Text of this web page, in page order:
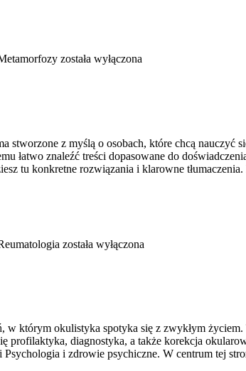
została wyłączona
stworzone z myślą o osobach, które chcą
łatwo znaleźć treści dopasowane do
tu konkretne rozwiązania i klarowne
została wyłączona
w którym okulistyka spotyka się z zwykłym
profilaktyka, diagnostyka, a także korekcja
Psychologia i zdrowie psychiczne. W centrum tej